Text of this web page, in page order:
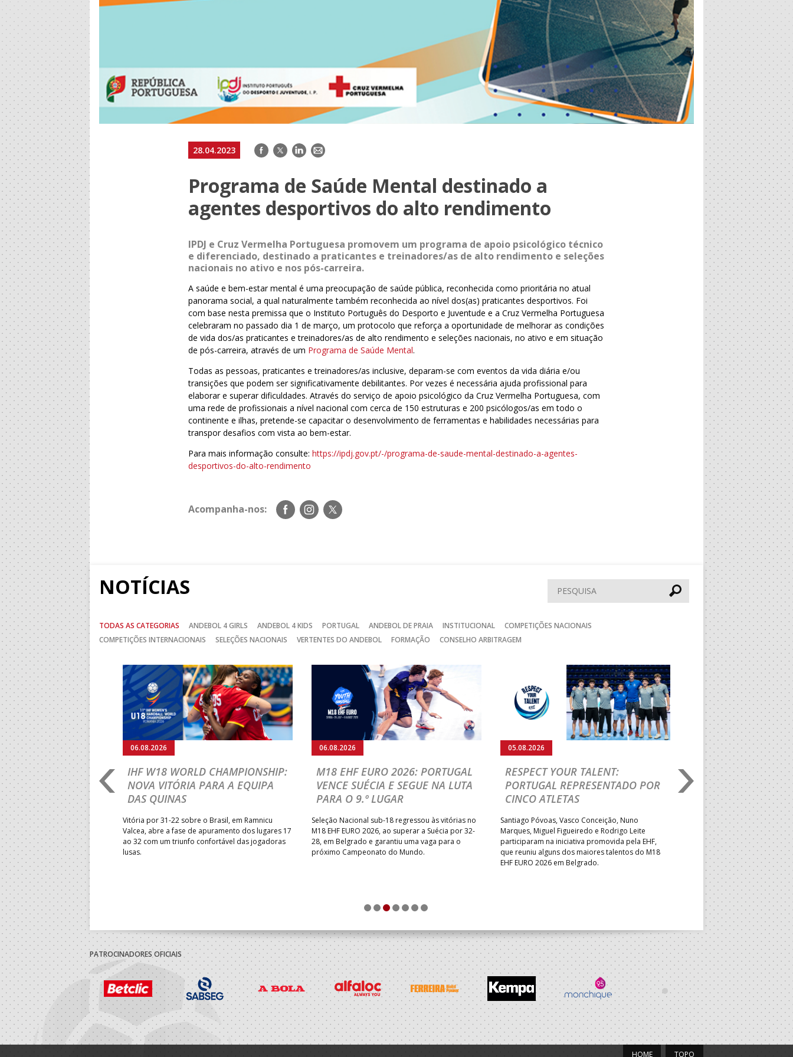
28.04.2023 Facebook
TwitterLinkedIn
E-
Programa de Saúde Mental destinado a
agentes desportivos do alto rendimento
IPDJ e Cruz Vermelha Portuguesa promovem um programa de apoio psicológico técnico
e diferenciado, destinado a praticantes e treinadores/as de alto rendimento e seleções
nacionais no ativo e nos pós-carreira.
A saúde e bem-estar mental é uma preocupação de saúde pública, reconhecida como prioritária no atual
panorama social, a qual naturalmente também reconhecida ao nível dos(as) praticantes desportivos. Foi
com base nesta premissa que o Instituto Português do Desporto e Juventude e a Cruz Vermelha Portuguesa
celebraram no passado dia 1 de março, um protocolo que reforça a oportunidade de melhorar as condições
de vida dos/as praticantes e treinadores/as de alto rendimento e seleções nacionais, no ativo e em situação
de pós-carreira, através de um Programa de Saúde Mental.
Todas as pessoas, praticantes e treinadores/as inclusive, deparam-se com eventos da vida diária e/ou
transições que podem ser significativamente debilitantes. Por vezes é necessária ajuda profissional para
elaborar e superar dificuldades. Através do serviço de apoio psicológico da Cruz Vermelha Portuguesa, com
uma rede de profissionais a nível nacional com cerca de 150 estruturas e 200 psicólogos/as em todo o
continente e ilhas, pretende-se capacitar o desenvolvimento de ferramentas e habilidades necessárias para
transpor desafios com vista ao bem-estar.
Para mais informação consulte:https://ipdj.gov.pt/-/programa-de-saude-mental-destinado-a-agentes-
desportivos-do-alto-rendimento
Acompanha-nos:
Siga-
nos
Siga-
nos
Siga-
nos
NOTÍCIAS Pesquisar
TODAS AS CATEGORIAS ANDEBOL 4 GIRLS ANDEBOL 4 KIDS PORTUGAL ANDEBOL DE PRAIA INSTITUCIONAL
COMPETIÇÕES NACIONAIS
COMPETIÇÕES INTERNACIONAIS
SELEÇÕES NACIONAIS VERTENTES DO ANDEBOL FORMAÇÃO CONSELHO ARBITRAGEM
JÁ FORAM A
os
a época 2026/2027, com
o arranque oficial das
06.08.2026
IHF W18 WORLD CHAMPIONSHIP:
NOVA VITÓRIA PARA A EQUIPA
DAS QUINAS
Vitória por 31-22 sobre o Brasil, em Ramnicu
Valcea, abre a fase de apuramento dos lugares 17
ao 32 com um triunfo confortável das jogadoras
lusas.
06.08.2026
M18 EHF EURO 2026: PORTUGAL
VENCE SUÉCIA E SEGUE NA LUTA
PARA O 9.º LUGAR
Seleção Nacional sub-18 regressou às vitórias no
M18 EHF EURO 2026, ao superar a Suécia por 32-
28, em Belgrado e garantiu uma vaga para o
próximo Campeonato do Mundo.
05.08.2026
RESPECT YOUR TALENT:
PORTUGAL REPRESENTADO POR
CINCO ATLETAS
Santiago Póvoas, Vasco Conceição, Nuno
Marques, Miguel Figueiredo e Rodrigo Leite
participaram na iniciativa promovida pela EHF,
que reuniu alguns dos maiores talentos do M18
EHF EURO 2026 em Belgrado.
05.08.2026
M18 EHF EURO
PROCURA
TRIUNFOS FRENTE
Seleção Nacional sub-18
esta quinta-feira, pelas
para defrontar a Suécia,
penúltimo compromisso de
Campeonato da Europa –
na EHFTV.
Anterior Seguinte
1 2 3 4 5 6 7
PATROCINADORES OFICIAIS
TOPO
HOME